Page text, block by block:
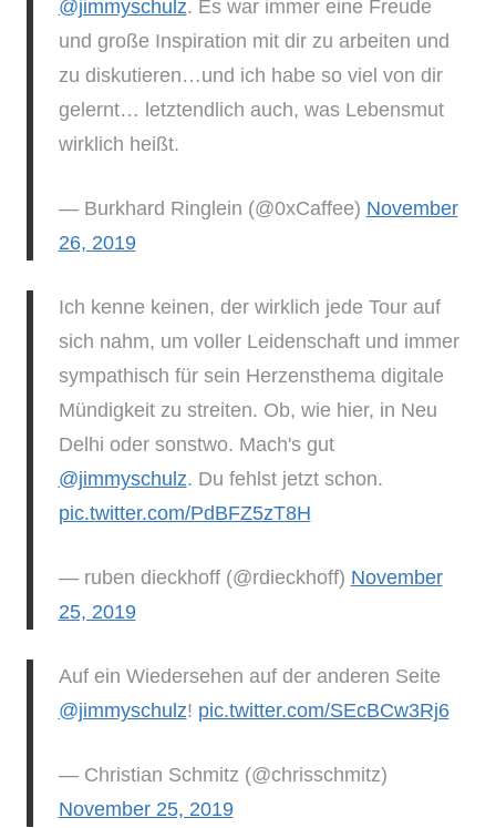
@jimmyschulz. Es war immer eine Freude
und große Inspiration mit dir zu arbeiten und
zu diskutieren…und ich habe so viel von dir
gelernt… letztendlich auch, was Lebensmut
wirklich heißt.
— Burkhard Ringlein (@0xCaffee) November
26, 2019
Ich kenne keinen, der wirklich jede Tour auf
sich nahm, um voller Leidenschaft und immer
sympathisch für sein Herzensthema digitale
Mündigkeit zu streiten. Ob, wie hier, in Neu
Delhi oder sonstwo. Mach's gut
@jimmyschulz. Du fehlst jetzt schon.
pic.twitter.com/PdBFZ5zT8H
— ruben dieckhoff (@rdieckhoff) November
25, 2019
Auf ein Wiedersehen auf der anderen Seite
@jimmyschulz! pic.twitter.com/SEcBCw3Rj6
— Christian Schmitz (@chrisschmitz)
November 25, 2019